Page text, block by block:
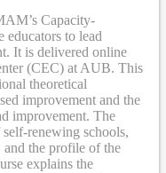
Capacity-
educators to lead
It is delivered online
(CEC) at AUB. This
theoretical
improvement and the
improvement. The
self-renewing schools,
and the profile of the
explains the